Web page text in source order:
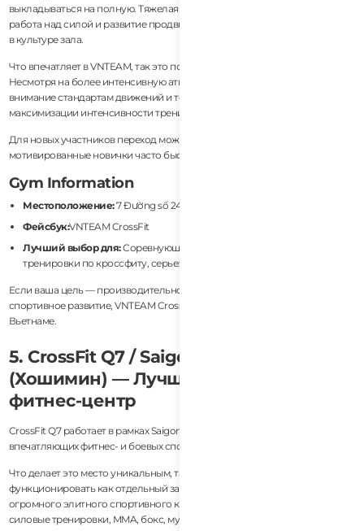
выкладываться на полную. Тяжелая атлетика, кондиционирование,
работа над силой и развитие продвинутых навыков играют важную роль
в культуре зала.
Что впечатляет в VNTEAM, так это последовательность тренерства.
Несмотря на более интенсивную атмосферу, тренеры уделяют большое
внимание стандартам движений и техническому развитию, а не просто
максимизации интенсивности тренировок.
Для новых участников переход может показаться сложным вначале, но
мотивированные новички часто быстро прогрессируют в такой среде.
Gym Information
Местоположение:7 Đường số 24, Khu đô thị An Phú, Ho Chi Minh City
Фейсбук:VNTEAM CrossFit
Лучший выбор для:Соревнующихся спортсменов, продвинутые
тренировки по кроссфиту, серьезная физическая подготовка
Если ваша цель — производительность, интенсивность и долгосрочное
спортивное развитие, VNTEAM CrossFit — один из лучших вариантов во
Вьетнаме.
5. CrossFit Q7 / Saigon Sports Club
(Хошимин) — Лучший премиум
фитнес-центр
CrossFit Q7 работает в рамках Saigon Sports Club, одного из самых
впечатляющих фитнес- и боевых спортивных комплексов во Вьетнаме.
Что делает это место уникальным, так это масштаб. Вместо того чтобы
функционировать как отдельный зал CrossFit, он находится внутри
огромного элитного спортивного комплекса, который включает
силовые тренировки, MMA, бокс, муай-тай, плавание, услуги